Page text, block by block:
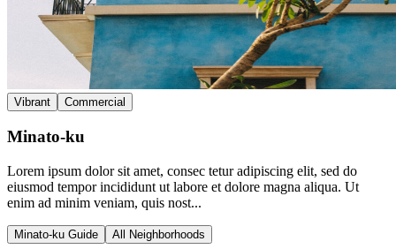
Vibrant Commercial
Minato-ku
Lorem ipsum dolor sit amet, consec tetur adipiscing elit, sed do
eiusmod tempor incididunt ut labore et dolore magna aliqua. Ut
enim ad minim veniam, quis nost...
Minato-ku Guide All Neighborhoods